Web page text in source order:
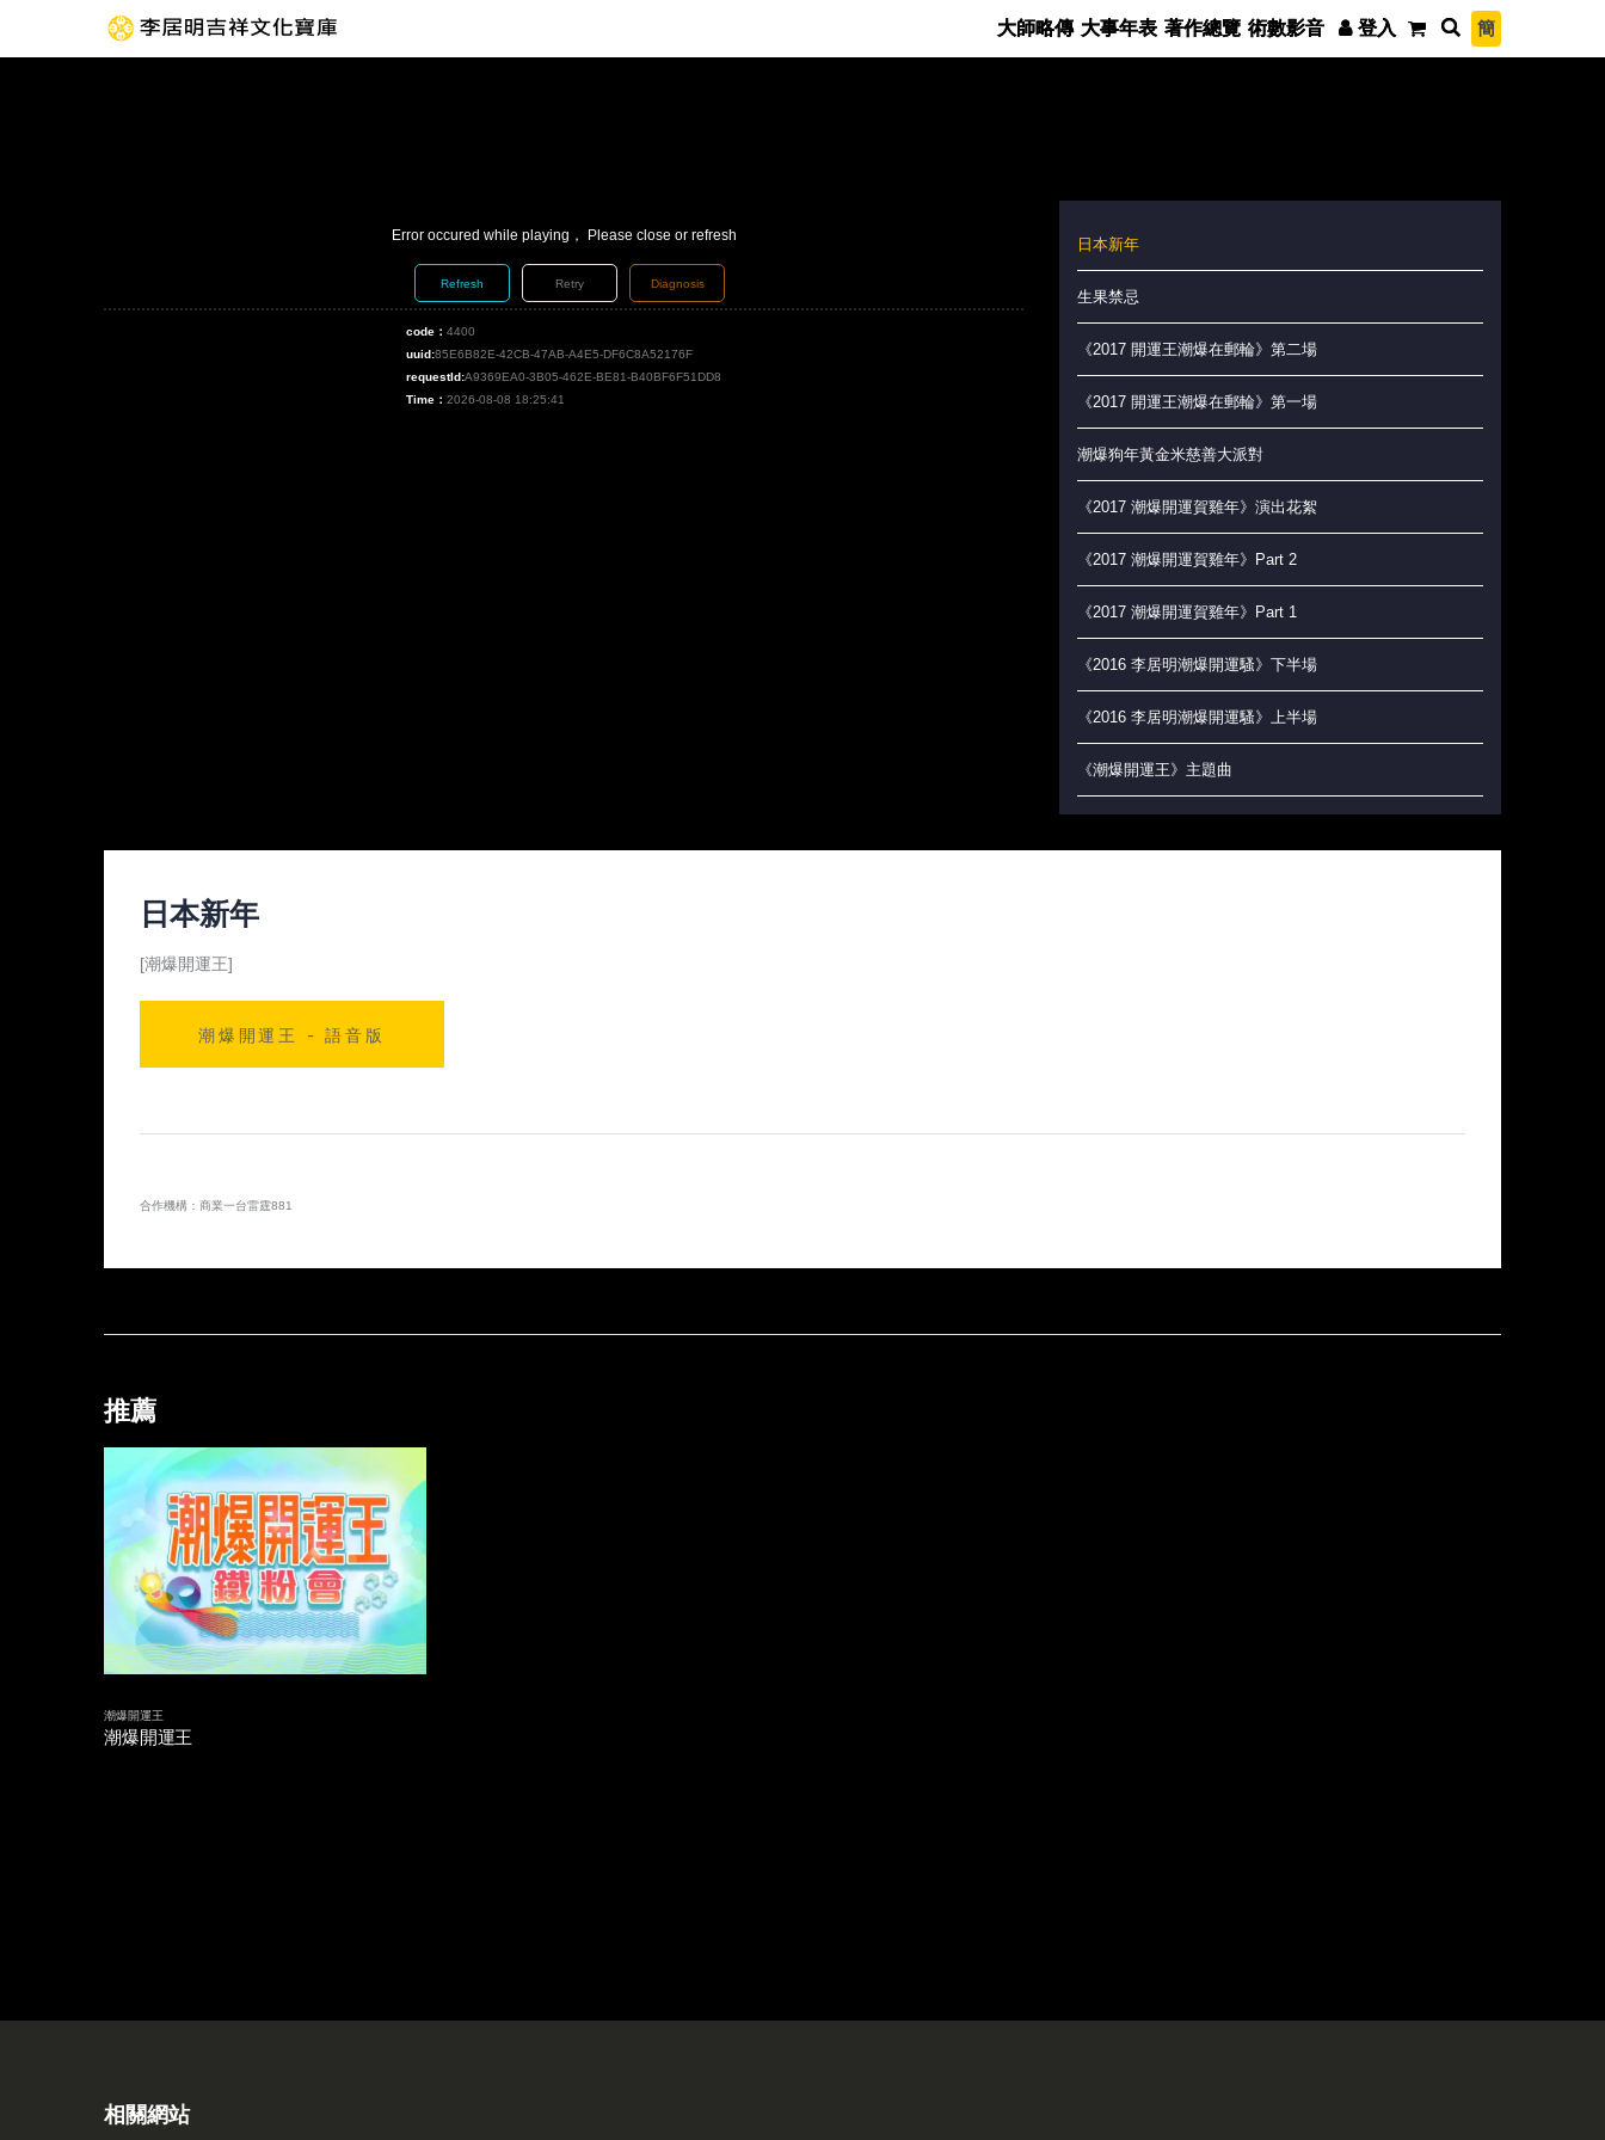
大師略傳 大事年表 著作總覽 術數影音 登入 簡
Error occured while playing， Please close or refresh
Refresh Retry Diagnosis
code： 4400
uuid:85E6B82E-42CB-47AB-A4E5-DF6C8A52176F
requestId:A9369EA0-3B05-462E-BE81-B40BF6F51DD8
Time： 2026-08-08 18:25:41
日本新年
生果禁忌
《2017 開運王潮爆在郵輪》第二場
《2017 開運王潮爆在郵輪》第一場
潮爆狗年黃金米慈善大派對
《2017 潮爆開運賀雞年》演出花絮
《2017 潮爆開運賀雞年》Part 2
《2017 潮爆開運賀雞年》Part 1
《2016 李居明潮爆開運騷》下半場
《2016 李居明潮爆開運騷》上半場
《潮爆開運王》主題曲
日本新年
[潮爆開運王]
潮爆開運王 - 語音版
合作機構：商業一台雷霆881
推薦
潮爆開運王
潮爆開運王
相關網站